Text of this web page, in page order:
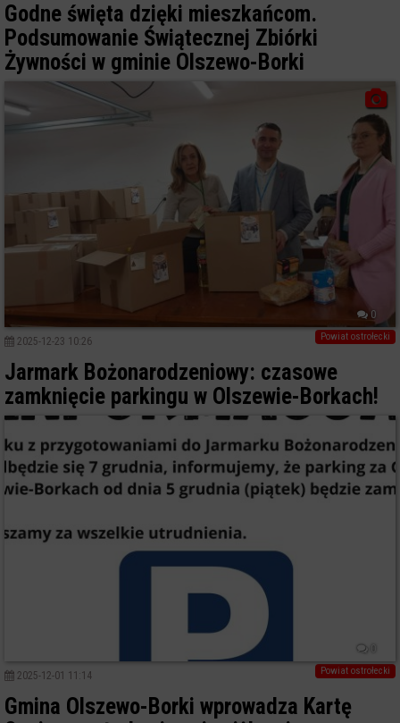
Godne święta dzięki mieszkańcom.
Podsumowanie Świątecznej Zbiórki
Żywności w gminie Olszewo-Borki
0
Powiat ostrołecki
2025-12-23 10:26
Jarmark Bożonarodzeniowy: czasowe
zamknięcie parkingu w Olszewie-Borkach!
0
Powiat ostrołecki
2025-12-01 11:14
Gmina Olszewo-Borki wprowadza Kartę